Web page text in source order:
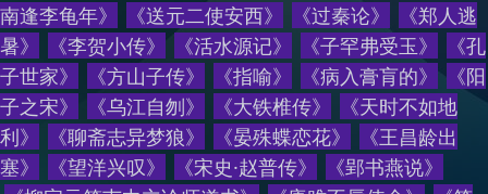
南逢李龟年》 《送元二使安西》 《过秦论》 《郑人逃
暑》 《李贺小传》 《活水源记》 《子罕弗受玉》 《孔
子世家》 《方山子传》 《指喻》 《病入膏肓的》 《阳
子之宋》 《乌江自刎》 《大铁椎传》 《天时不如地
利》 《聊斋志异梦狼》 《晏殊蝶恋花》 《王昌龄出
塞》 《望洋兴叹》 《宋史·赵普传》 《郢书燕说》